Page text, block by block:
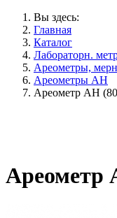
Вы здесь:
Главная
Каталог
Лабораторн.
Ареометры,
Ареометры АН
Ареометр АН
Ареометр